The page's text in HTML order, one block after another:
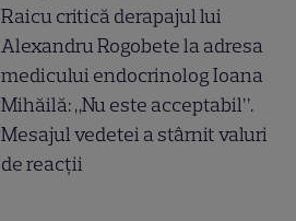
Raicu critică derapajul lui
Alexandru Rogobete la adresa
medicului endocrinolog Ioana
Mihăilă: „Nu este acceptabil”.
Mesajul vedetei a stârnit valuri
de reacții